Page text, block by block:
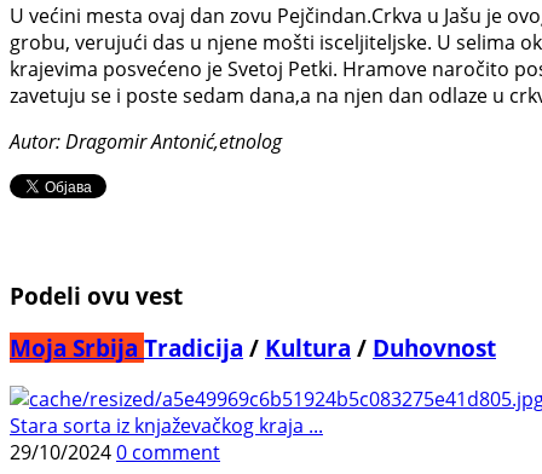
U većini mesta ovaj dan zovu Pejčindan.Crkva u Jašu je
grobu, verujući das u njene mošti isceljiteljske. U selima
krajevima posvećeno je Svetoj Petki. Hramove naročito
zavetuju se i poste sedam dana,a na njen dan odlaze u
Autor: Dragomir Antonić,etnolog
Podeli ovu vest
Moja Srbija Tradicija / Kultura / Duhovnost
Stara sorta iz knjaževačkog kraja ...
29/10/20240 comment